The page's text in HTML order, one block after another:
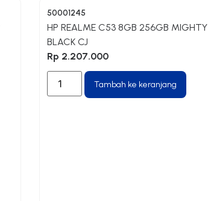
50001245
HP REALME C53 8GB 256GB MIGHTY
BLACK CJ
Rp 2.207.000
Tambah ke keranjang